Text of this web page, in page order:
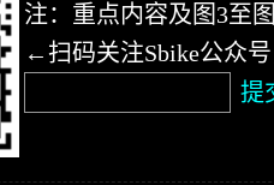
注：重点内容及图3至图
←扫码关注Sbike公众
提